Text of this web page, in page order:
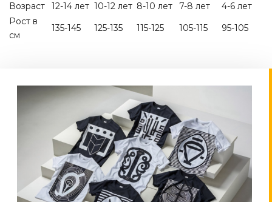
Возраст
12-14 лет 10-12 лет 8-10 лет 7-8 лет
4-6 лет
Рост в
см
135-145 125-135 115-125 105-115 95-105